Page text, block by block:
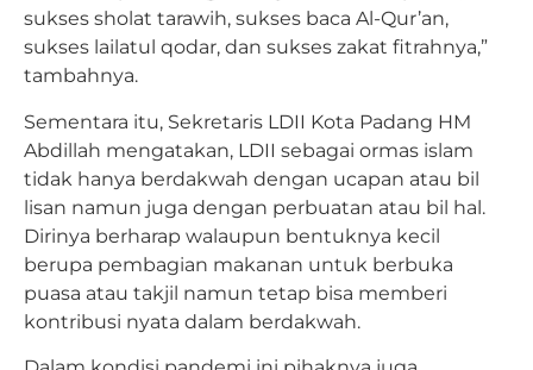
sukses sholat tarawih, sukses baca Al-Qur’an,
sukses lailatul qodar, dan sukses zakat fitrahnya,”
tambahnya.
Sementara itu, Sekretaris LDII Kota Padang HM
Abdillah mengatakan, LDII sebagai ormas islam
tidak hanya berdakwah dengan ucapan atau bil
lisan namun juga dengan perbuatan atau bil hal.
Dirinya berharap walaupun bentuknya kecil
berupa pembagian makanan untuk berbuka
puasa atau takjil namun tetap bisa memberi
kontribusi nyata dalam berdakwah.